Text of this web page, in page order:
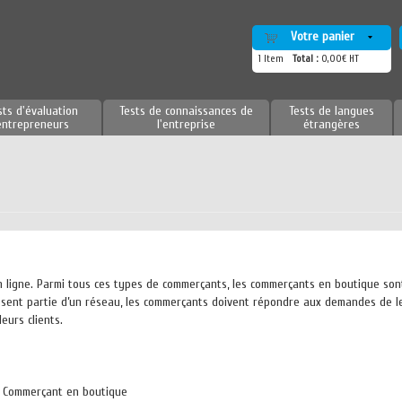
d'évaluation
Tests de connaissances de
l'entreprise
Tests de langues
étrangères
Votre panier
1 Item Total : 0,00€ HT
Parmi tous ces types de commerçants, les commerçants en boutique
partie d’un réseau, les commerçants doivent répondre aux demandes
clients.
en boutique